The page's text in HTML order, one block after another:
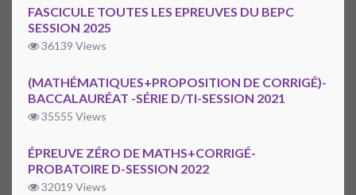
FASCICULE TOUTES LES EPREUVES DU BEPC
SESSION 2025
36139 Views
(MATHÉMATIQUES+PROPOSITION DE CORRIGÉ)-
BACCALAURÉAT -SÉRIE D/TI-SESSION 2021
35555 Views
ÉPREUVE ZÉRO DE MATHS+CORRIGÉ-
PROBATOIRE D-SESSION 2022
32019 Views